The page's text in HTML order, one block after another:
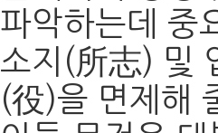
파악하는데 중
소지(所志) 및
(役)을 면제해